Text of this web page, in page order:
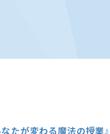
たが変わる魔法の授業』